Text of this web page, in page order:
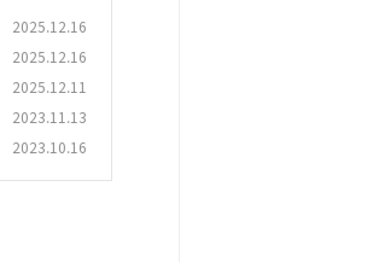
2025.12.16
2025.12.16
2025.12.11
2023.11.13
2023.10.16